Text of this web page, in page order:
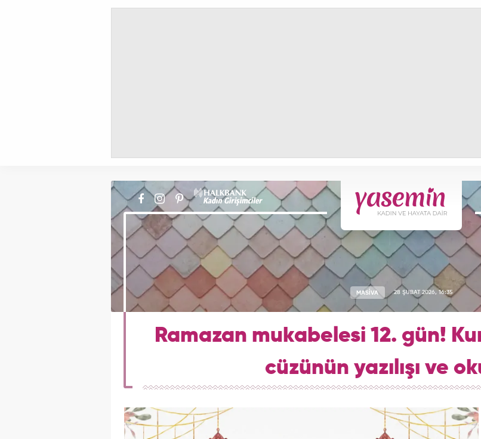
MASİVA 28 ŞUBAT 2026, 16:35
Ramazan mukabelesi 12. gün!
cüzünün yazılışı ve